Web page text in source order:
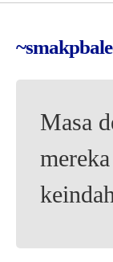
Data Guru
Portal Siswa
Masa